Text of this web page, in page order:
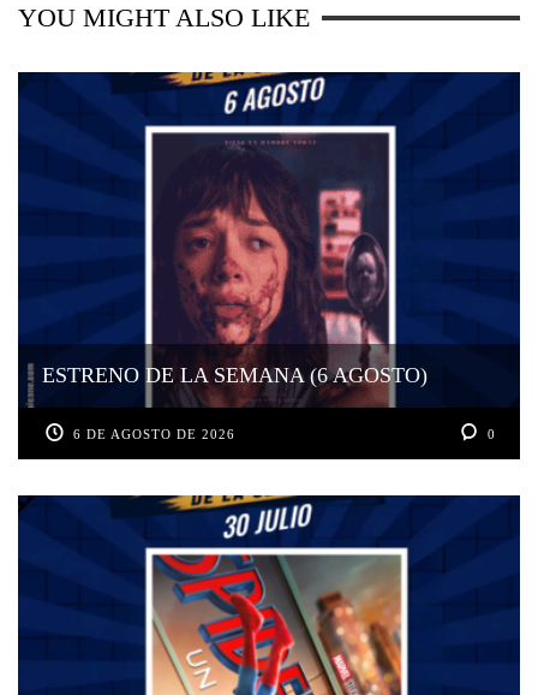
YOU MIGHT ALSO LIKE
ESTRENO DE LA SEMANA (6 AGOSTO)
6 DE AGOSTO DE 2026 0